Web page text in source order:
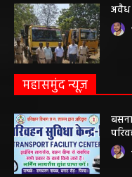
अवैध
महासमुंद न्यूज़